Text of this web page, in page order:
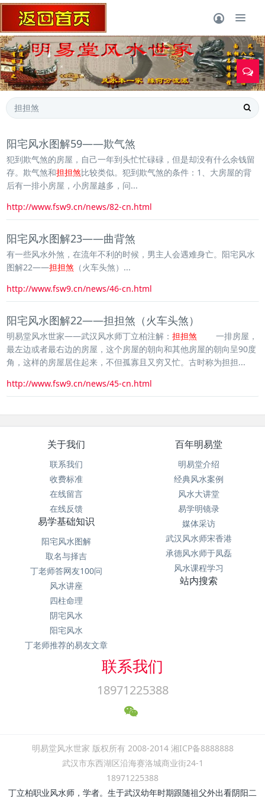
1
阳宅风水图解59——欺气煞
犯到欺气煞的房屋，自己一年到头忙忙碌碌，但是却没有什么余钱留
存。欺气煞和担担煞比较类似。犯到欺气煞的条件：1、大房屋的背
后有一排小房屋，小房屋越多，问...
http://www.fsw9.cn/news/82-cn.html
阳宅风水图解23——曲背煞
有一些风水外煞，在流年不利的时候，男主人会遇难身亡。阳宅风水
图解22——担担煞 （火车头煞）...
http://www.fsw9.cn/news/46-cn.html
阳宅风水图解22——担担煞（火车头煞）
明易堂风水世家——武汉风水师丁立柏注解： 担担煞 一排房屋，
最左边或者最右边的房屋，这个房屋的朝向和其他房屋的朝向呈90度
角，这样的房屋居住起来，不但孤寡且又穷又忙。古时称为担担...
http://www.fsw9.cn/news/45-cn.html
关于我们
联系我们
收费标准
在线留言
在线反馈
百年明易堂
明易堂介绍
经典风水案例
风水大讲堂
易学明镜录
媒体采访
武汉风水师宋香港
承德风水师于凤磊
风水课程学习
易学基础知识
阳宅风水图解
取名与择吉
丁老师答网友100问
风水讲座
四柱命理
阴宅风水
阳宅风水
丁老师推荐的易友文章
站内搜索
联系我们
18971225388
明易堂风水世家 版权所有 2008-2014 湘ICP备8888888
武汉市东西湖区沿海赛洛城商业街24-1
18971225388
丁立柏职业风水师，学者。生于武汉幼年时期跟随祖父外出看阴阳二